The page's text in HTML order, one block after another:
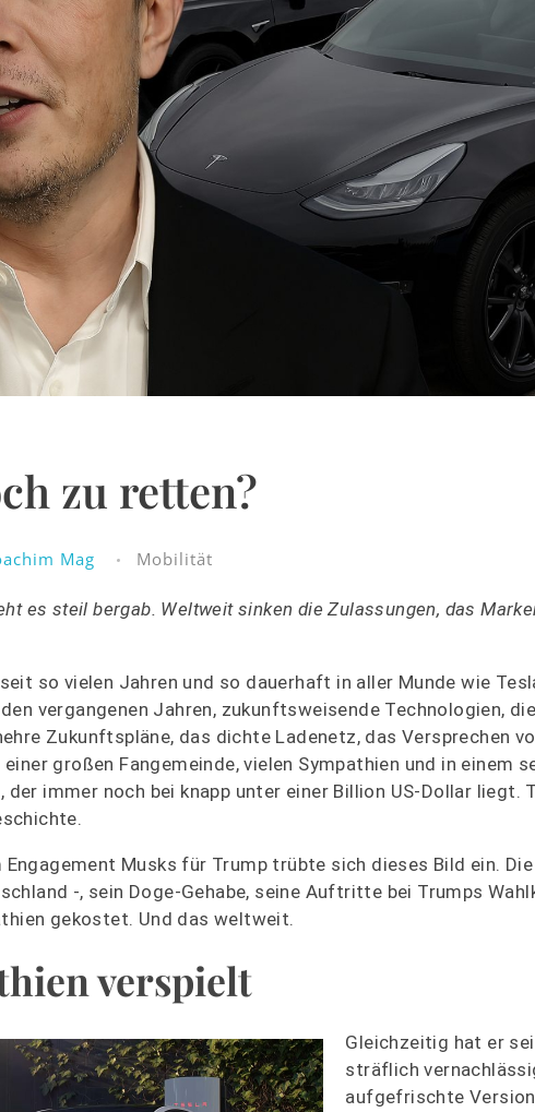
zu retten?
Mag Mobilität
es steil bergab. Weltweit sinken die Zulassungen, das
so vielen Jahren und so dauerhaft in aller Munde wie
vergangenen Jahren, zukunftsweisende Technologien,
Zukunftspläne, das dichte Ladenetz, das Versprechen
großen Fangemeinde, vielen Sympathien und in einem
der immer noch bei knapp unter einer Billion US-Dollar liegt.
Musks für Trump trübte sich dieses Bild ein.
-, sein Doge-Gehabe, seine Auftritte bei Trumps
gekostet. Und das weltweit.
verspielt
Gleichzeitig hat er
sträflich
aufgefrischte